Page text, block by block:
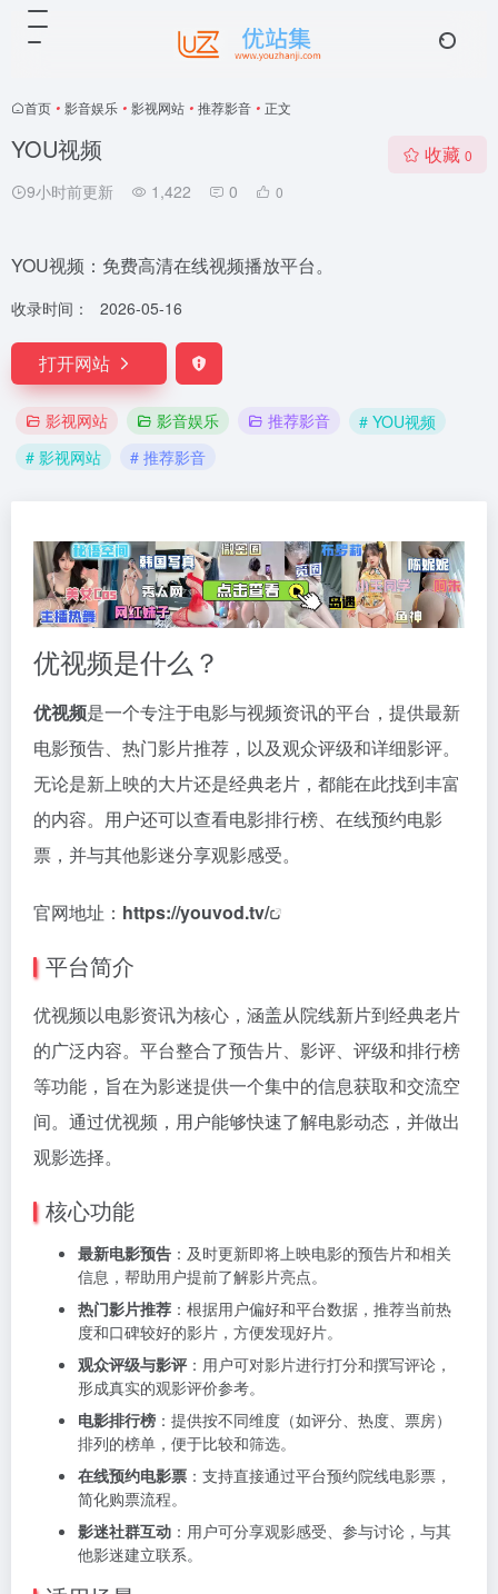
首页 • 影音娱乐 • 影视网站 • 推荐影音 • 正文
YOU视频
9小时前更新 1,422 0 0
收藏 0
YOU视频：免费高清在线视频播放平台。
收录时间： 2026-05-16
打开网站
影视网站 影音娱乐 推荐影音
# YOU视频
# 影视网站
# 推荐影音
优视频是什么？
优视频是一个专注于电影与视频资讯的平台，提供最新
电影预告、热门影片推荐，以及观众评级和详细影评。
无论是新上映的大片还是经典老片，都能在此找到丰富
的内容。用户还可以查看电影排行榜、在线预约电影
票，并与其他影迷分享观影感受。
官网地址： https://youvod.tv/
平台简介
优视频以电影资讯为核心，涵盖从院线新片到经典老片
的广泛内容。平台整合了预告片、影评、评级和排行榜
等功能，旨在为影迷提供一个集中的信息获取和交流空
间。通过优视频，用户能够快速了解电影动态，并做出
观影选择。
核心功能
最新电影预告 ：及时更新即将上映电影的预告片和相关
信息，帮助用户提前了解影片亮点。
热门影片推荐 ：根据用户偏好和平台数据，推荐当前热
度和口碑较好的影片，方便发现好片。
观众评级与影评 ：用户可对影片进行打分和撰写评论，
形成真实的观影评价参考。
电影排行榜 ：提供按不同维度（如评分、热度、票房）
排列的榜单，便于比较和筛选。
在线预约电影票 ：支持直接通过平台预约院线电影票，
简化购票流程。
影迷社群互动 ：用户可分享观影感受、参与讨论，与其
他影迷建立联系。